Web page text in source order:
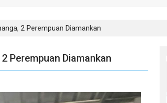
2 Perempuan Diamankan
Perempuan Diamankan